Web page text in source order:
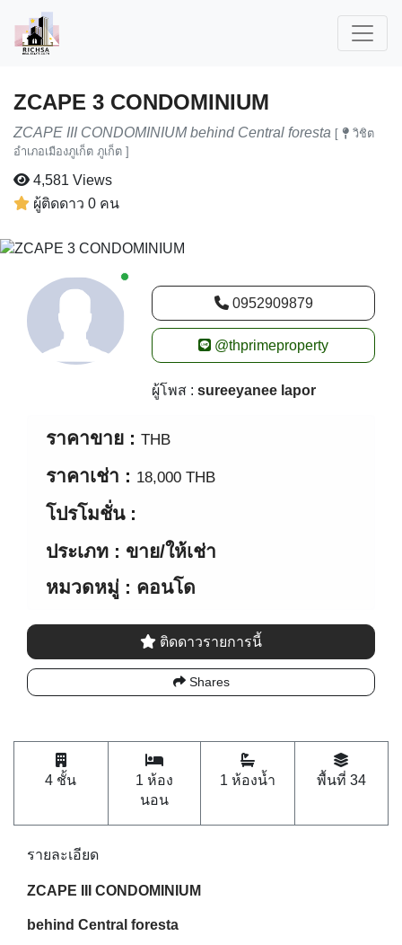
ZCAPE 3 CONDOMINIUM
ZCAPE III CONDOMINIUM behind Central foresta [
วิชิต
อำเภอเมืองภูเก็ต ภูเก็ต ]
4,581 Views
ผู้ติดดาว 0 คน
New alerts
0952909879
@thprimeproperty
ผู้โพส :sureeyanee lapor
ราคาขาย : THB
ราคาเช่า : 18,000 THB
โปรโมชั่น :
ประเภท : ขาย/ให้เช่า
หมวดหมู่ : คอนโด
ติดดาวรายการนี้
Shares
4 ชั้น
1 ห้อง
นอน
1 ห้องน้ำ พื้นที่ 34
รายละเอียด
ZCAPE III CONDOMINIUM
behind Central foresta